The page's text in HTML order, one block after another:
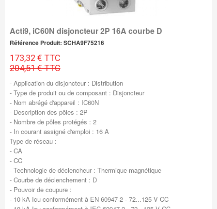
Acti9, iC60N disjoncteur 2P 16A courbe D
Référence Produit: SCHA9F75216
173,32 € TTC
204,51 € TTC
- Application du disjoncteur : Distribution
- Type de produit ou de composant : Disjoncteur
- Nom abrégé d'appareil : IC60N
- Description des pôles : 2P
- Nombre de pôles protégés : 2
- In courant assigné d'emploi : 16 A
Type de réseau :
- CA
- CC
- Technologie de déclencheur : Thermique-magnétique
- Courbe de déclenchement : D
- Pouvoir de coupure :
- 10 kA Icu conformément à EN 60947-2 - 72...125 V CC